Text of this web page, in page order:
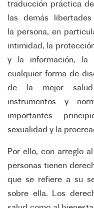
traducción práctica
las demás
la persona, en
intimidad, la
y la información, la
cualquier forma de
de la mejor salud
instrumentos y
importantes
sexualidad y la
Por ello, con arreglo
personas tienen
que se refiere a su
sobre ella.
Los